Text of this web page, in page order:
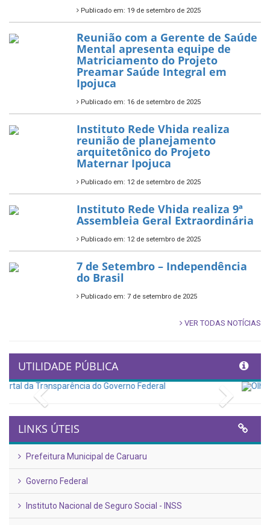
Publicado em: 19 de setembro de 2025
Reunião com a Gerente de Saúde
Mental apresenta equipe de
Matriciamento do Projeto
Preamar Saúde Integral em
Ipojuca
Publicado em: 16 de setembro de 2025
Instituto Rede Vhida realiza
reunião de planejamento
arquitetônico do Projeto
Maternar Ipojuca
Publicado em: 12 de setembro de 2025
Instituto Rede Vhida realiza 9ª
Assembleia Geral Extraordinária
Publicado em: 12 de setembro de 2025
7 de Setembro – Independência
do Brasil
Publicado em: 7 de setembro de 2025
VER TODAS NOTÍCIAS
UTILIDADE PÚBLICA
Previous
Next
LINKS ÚTEIS
Prefeitura Municipal de Caruaru
Governo Federal
Instituto Nacional de Seguro Social - INSS